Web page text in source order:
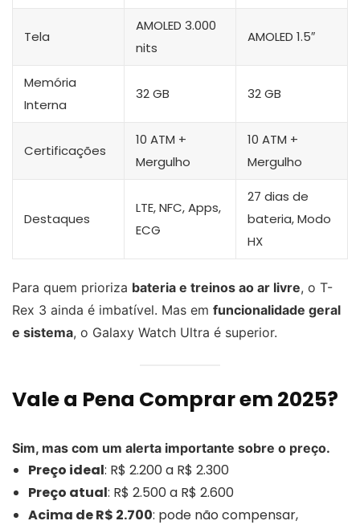
Tela
AMOLED 3.000
nits
AMOLED 1.5″
Memória
Interna
32 GB 32 GB
Certificações
10 ATM +
Mergulho
10 ATM +
Mergulho
Destaques
LTE, NFC, Apps,
ECG
27 dias de
bateria, Modo
HX
Para quem prioriza bateria e treinos ao ar livre, o T-
Rex 3 ainda é imbatível. Mas em funcionalidade geral
e sistema, o Galaxy Watch Ultra é superior.
Vale a Pena Comprar em 2025?
Sim, mas com um alerta importante sobre o preço.
Preço ideal: R$ 2.200 a R$ 2.300
Preço atual: R$ 2.500 a R$ 2.600
Acima de R$ 2.700: pode não compensar,